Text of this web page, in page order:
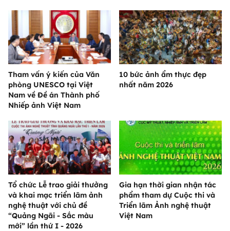
Tham vấn ý kiến của Văn
phòng UNESCO tại Việt
Nam về Đề án Thành phố
Nhiếp ảnh Việt Nam
10 bức ảnh ẩm thực đẹp
nhất năm 2026
Tổ chức Lễ trao giải thưởng
và khai mạc triển lãm ảnh
nghệ thuật với chủ đề
“Quảng Ngãi - Sắc màu
mới” lần thứ I - 2026
Gia hạn thời gian nhận tác
phẩm tham dự Cuộc thi và
Triển lãm Ảnh nghệ thuật
Việt Nam